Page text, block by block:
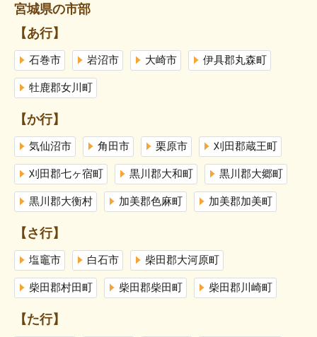
宮城県の市部
【あ行】
石巻市 岩沼市 大崎市 伊具郡丸森町
牡鹿郡女川町
【か行】
気仙沼市 角田市 栗原市 刈田郡蔵王町
刈田郡七ヶ宿町 黒川郡大和町 黒川郡大郷町
黒川郡大衡村 加美郡色麻町 加美郡加美町
【さ行】
塩竈市 白石市 柴田郡大河原町
柴田郡村田町 柴田郡柴田町 柴田郡川崎町
【た行】